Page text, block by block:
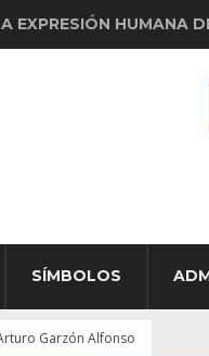
EXPRESIÓN HUMANA
SÍMBOLOS
Garzón Alfonso